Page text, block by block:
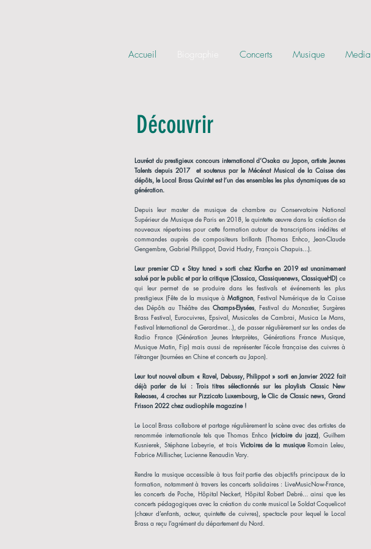
Accueil Biographie Concerts Musique Media
Découvrir
Lauréat du prestigieux concours international d’Osaka au Japon, artiste Jeunes
Talents depuis 2017 et soutenus par le Mécénat Musical de la Caisse des
dépôts, le Local Brass Quintet est l’un des ensembles les plus dynamiques de sa
génération.
Depuis leur master de musique de chambre au Conservatoire National
Supérieur de Musique de Paris en 2018, le quintette œuvre dans la création de
nouveaux répertoires pour cette formation autour de transcriptions inédites et
commandes auprès de compositeurs brillants (Thomas Enhco, Jean-Claude
Gengembre, Gabriel Philippot, David Hudry, François Chapuis...).
Leur premier CD « Stay tuned » sorti chez Klarthe en 2019 est unanimement
salué par le public et par la critique (Classica, Classiquenews, ClassiqueHD) ce
qui leur permet de se produire dans les festivals et événements les plus
prestigieux (Fête de la musique à Matignon, Festival Numérique de la Caisse
des Dépôts au Théâtre desChamps-Elysées, Festival du Monastier, Surgères
Brass Festival, Eurocuivres, Epsival, Musicales de Cambrai, Musica Le Mans,
Festival International de Gerardmer...), de passer régulièrement sur les ondes de
Radio France (Génération Jeunes Interprètes, Générations France Musique,
Musique Matin, Fip) mais aussi de représenter l’école française des cuivres à
l’étranger (tournées en Chine et concerts au Japon).
Leur tout nouvel album « Ravel, Debussy, Philippot » sorti en Janvier 2022 fait
déjà parler de lui : Trois titres sélectionnés sur les playlists Classic New
Releases, 4 croches sur Pizzicato Luxembourg, le Clic de Classic news, Grand
Frisson 2022 chez audiophile magazine !
Le Local Brass collabore et partage régulièrement la scène avec des artistes de
renommée internationale tels que Thomas Enhco(victoire du jazz), Guilhem
Kusnierek, Stéphane Labeyrie, et trois Victoires de la musiqueRomain Leleu,
Fabrice Millischer, Lucienne Renaudin Vary.
Rendre la musique accessible à tous fait partie des objectifs principaux de la
formation, notamment à travers les concerts solidaires : LiveMusicNow-France,
les concerts de Poche, Hôpital Neckert, Hôpital Robert Debré... ainsi que les
concerts pédagogiques avec la création du conte musical Le Soldat Coquelicot
(chœur d’enfants, acteur, quintette de cuivres), spectacle pour lequel le Local
Brass a reçu l’agrément du département du Nord.